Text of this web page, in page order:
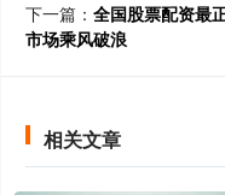
下一篇： 全国股票配资最
市场乘风破浪
相关文章